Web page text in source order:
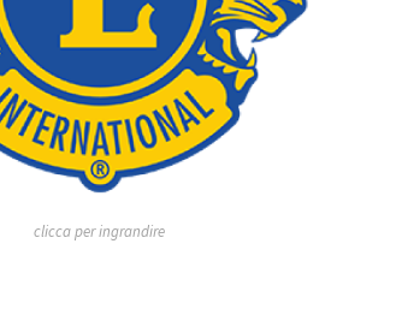
clicca per ingrandire